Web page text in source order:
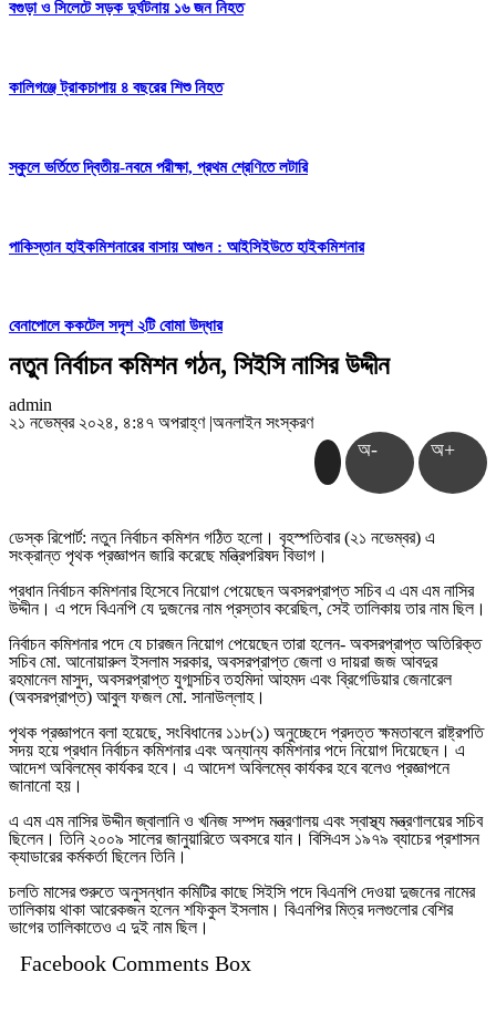
বগুড়া ও সিলেটে সড়ক দুর্ঘটনায় ১৬ জন নিহত
কালিগঞ্জে ট্রাকচাপায় ৪ বছরের শিশু নিহত
স্কুলে ভর্তিতে দ্বিতীয়-নবমে পরীক্ষা, প্রথম শ্রেণিতে লটারি
পাকিস্তান হাইকমিশনারের বাসায় আগুন : আইসিইউতে হাইকমিশনার
বেনাপোলে ককটেল সদৃশ ২টি বোমা উদ্ধার
নতুন নির্বাচন কমিশন গঠন, সিইসি নাসির উদ্দীন
admin
২১ নভেম্বর ২০২৪, ৪:৪৭ অপরাহ্ণ |অনলাইন সংস্করণ
অ- অ+
ডেস্ক রিপোর্ট: নতুন নির্বাচন কমিশন গঠিত হলো। বৃহস্পতিবার (২১ নভেম্বর) এ
সংক্রান্ত পৃথক প্রজ্ঞাপন জারি করেছে মন্ত্রিপরিষদ বিভাগ।
প্রধান নির্বাচন কমিশনার হিসেবে নিয়োগ পেয়েছেন অবসরপ্রাপ্ত সচিব এ এম এম নাসির
উদ্দীন। এ পদে বিএনপি যে দুজনের নাম প্রস্তাব করেছিল, সেই তালিকায় তার নাম ছিল।
নির্বাচন কমিশনার পদে যে চারজন নিয়োগ পেয়েছেন তারা হলেন- অবসরপ্রাপ্ত অতিরিক্ত
সচিব মো. আনোয়ারুল ইসলাম সরকার, অবসরপ্রাপ্ত জেলা ও দায়রা জজ আবদুর
রহমানেল মাসুদ, অবসরপ্রাপ্ত যুগ্মসচিব তহমিদা আহমদ এবং ব্রিগেডিয়ার জেনারেল
(অবসরপ্রাপ্ত) আবুল ফজল মো. সানাউল্লাহ।
পৃথক প্রজ্ঞাপনে বলা হয়েছে, সংবিধানের ১১৮(১) অনুচ্ছেদে প্রদত্ত ক্ষমতাবলে রাষ্ট্রপতি
সদয় হয়ে প্রধান নির্বাচন কমিশনার এবং অন্যান্য কমিশনার পদে নিয়োগ দিয়েছেন। এ
আদেশ অবিলম্বে কার্যকর হবে। এ আদেশ অবিলম্বে কার্যকর হবে বলেও প্রজ্ঞাপনে
জানানো হয়।
এ এম এম নাসির উদ্দীন জ্বালানি ও খনিজ সম্পদ মন্ত্রণালয় এবং স্বাস্থ্য মন্ত্রণালয়ের সচিব
ছিলেন। তিনি ২০০৯ সালের জানুয়ারিতে অবসরে যান। বিসিএস ১৯৭৯ ব্যাচের প্রশাসন
ক্যাডারের কর্মকর্তা ছিলেন তিনি।
চলতি মাসের শুরুতে অনুসন্ধান কমিটির কাছে সিইসি পদে বিএনপি দেওয়া দুজনের নামের
তালিকায় থাকা আরেকজন হলেন শফিকুল ইসলাম। বিএনপির মিত্র দলগুলোর বেশির
ভাগের তালিকাতেও এ দুই নাম ছিল।
Facebook Comments Box